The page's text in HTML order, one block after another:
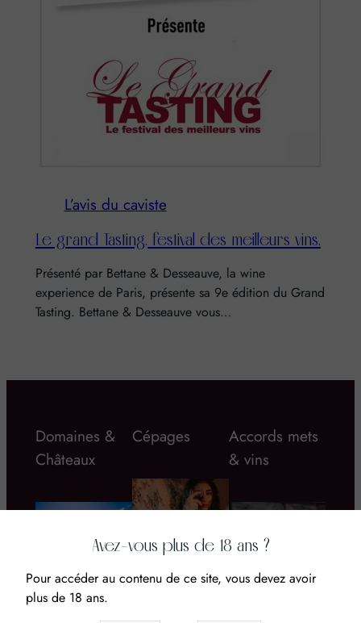
L’avis du caviste
Le grand Tasting, festival des meilleurs vins.
Présenté par Bettane & Desseauve, la wine
experience de Paris, présente sa 9e édition du Grand
Tasting. Bettane & Desseauve vous…
Domaines &
Châteaux
Domaine d’Aupilhac
Cépages
Vin & CBD : Le
Accords mets
& vins
cet été ? Le grand
Avez-vous plus de 18 ans ?
Pour accéder au contenu de ce site, vous devez avoir
plus de 18 ans.